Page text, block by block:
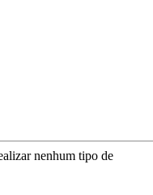
nenhum tipo de